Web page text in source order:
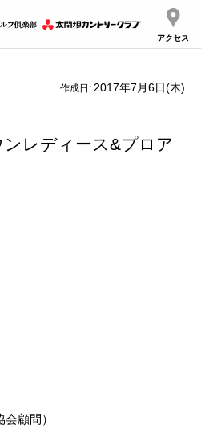
アクセス
作成日: 2017年7月6日(木)
レディース&プロア
顧問）